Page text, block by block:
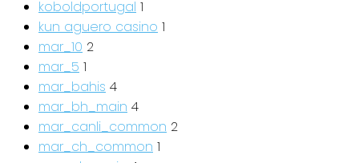
koboldportugal 1
kun aguero casino 1
mar_10 2
mar_5 1
mar_bahis 4
mar_bh_main 4
mar_canli_common 2
mar_ch_common 1